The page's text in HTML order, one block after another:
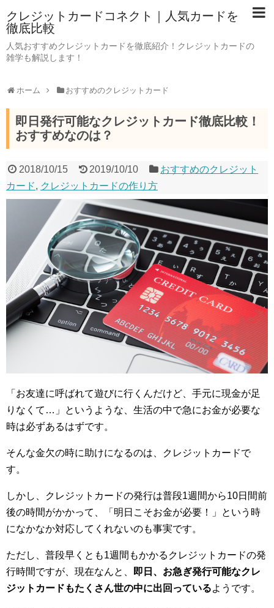
クレジットカードコネクト｜人気カードを
徹底比較
人気おすすめクレジットカードを徹底紹介！クレジットカードの
雑学も解説します！
ホーム おすすめのクレジットカード
即日発行可能なクレジットカード徹底比較！
おすすめなのは？
2018/10/15 2019/10/10
おすすめのクレジット
カード, クレジットカードの作り方
「お友達に呼ばれて遊びに行くんだけど、手元に現金が足
りなくて…」というような、生活の中で急にお金が必要な
時は必ずあるはずです。
そんな金欠の時に助けになるのは、クレジットカードで
す。
しかし、クレジットカードの発行は普段1週間から10日間前
後の時間がかかって、「明日こそお金が必要！」という時
になかなか対応してくれないのも事実です。
ただし、普段早くとも1週間もかかるクレジットカードの発
行時間ですが、現在なんと、
即日、お急ぎ発行可能なクレ
ジットカードもたくさん世の中に出回っているようです。